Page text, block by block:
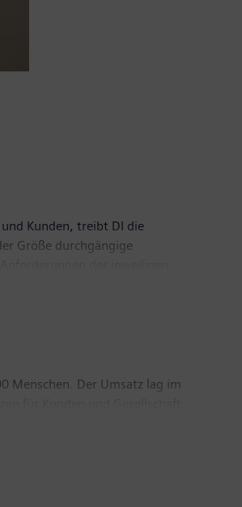
Kunden, treibt DI die
Größe durchgängige
Innovationen und die
Menschen. Der Umsatz lag im
Automatisierung und